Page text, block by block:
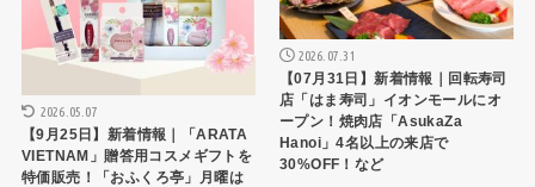
2026.05.07
【9月25日】新着情報｜「ARATA
VIETNAM」贈答用コスメギフトを
特価販売！「おふくろ亭」月曜は
2026.07.31
【07月31日】新着情報｜回転寿司
店「はま寿司」イオンモールにオ
ープン！焼肉店「AsukaZa
Hanoi」4名以上の来店で
30%OFF！など